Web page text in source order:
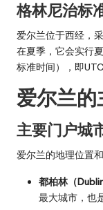
格林尼治标
爱尔兰位于西经，
在夏季，它会实行
标准时间），即
爱尔兰
主要门户城
爱尔兰的地理位置
都柏林（Dublin
最大城市，也